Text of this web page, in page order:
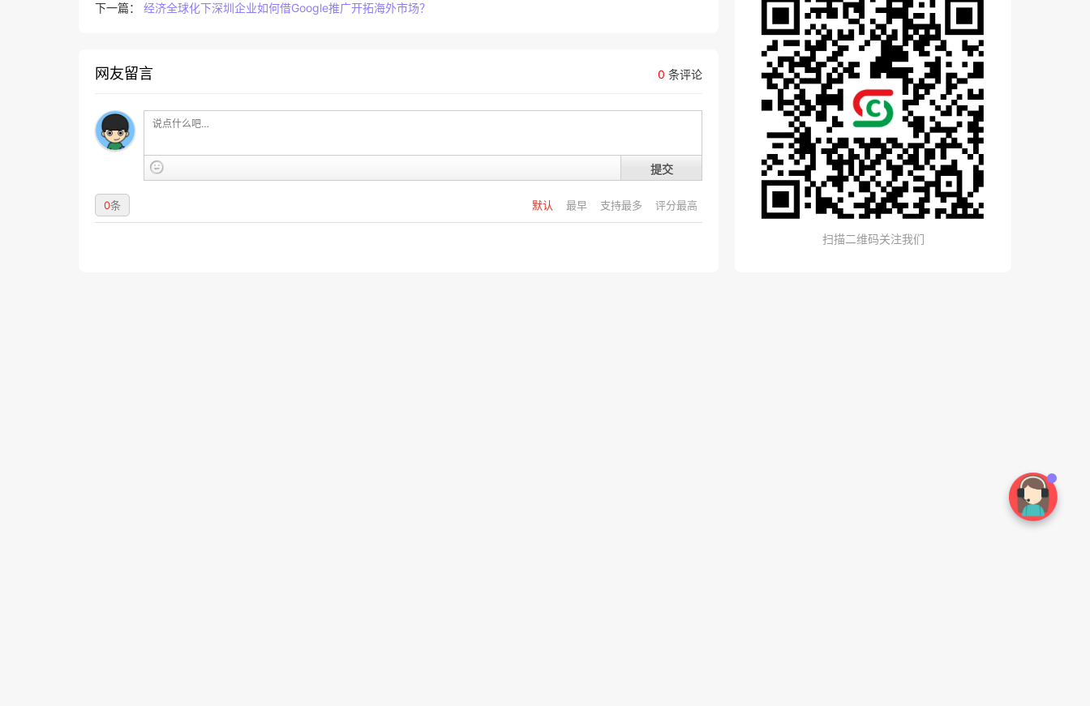
下一篇： 经济全球化下深圳企业如何借Google推广开拓海外市场？
0 条评论
网友留言
提交
默认 最早 支持最多 评分最高
0条
扫描二维码关注我们